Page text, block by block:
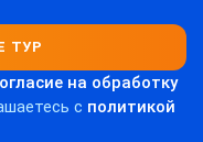
ТУР
на обработку
c политикой